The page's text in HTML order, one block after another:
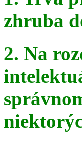
zhruba
2. Na